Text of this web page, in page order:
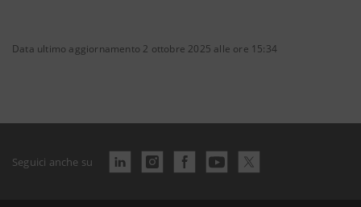
Data ultimo aggiornamento 2 ottobre 2025 alle ore 15:34
Seguici anche su